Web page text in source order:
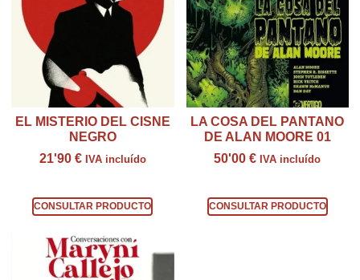
EL MISTERIO DEL CISNE
NEGRO
21'90 € IVA incluído
CONSULTAR PRODUCTO
LA COSA DEL PANTANO
DE ALAN MOORE 01
50'00€ IVA incluído
CONSULTAR PRODUCTO